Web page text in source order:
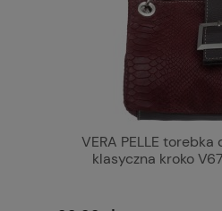
VERA PELLE
klasyczna kroko